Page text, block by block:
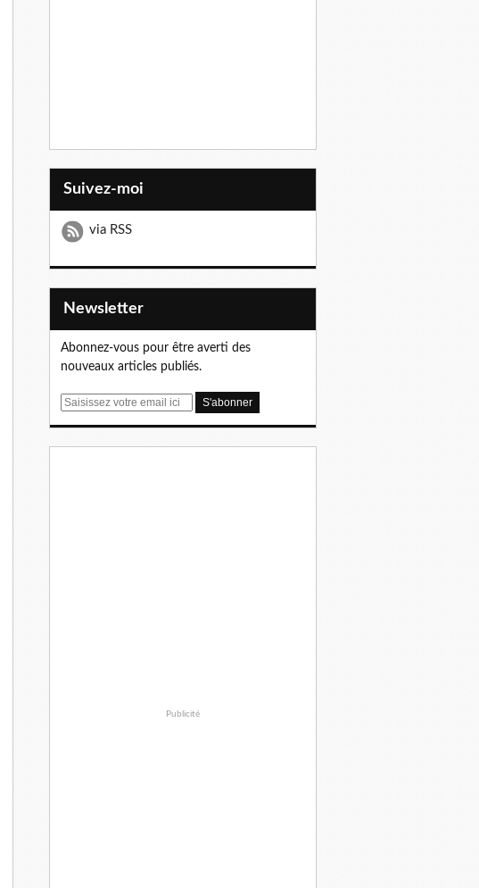
Suivez-moi
via RSS
Newsletter
Abonnez-vous pour être averti des
nouveaux articles publiés.
E
Publicité